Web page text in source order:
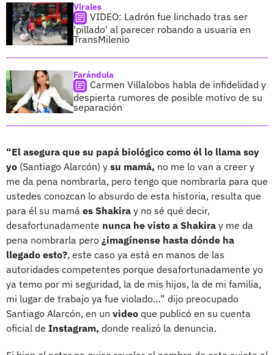
Virales
VIDEO: Ladrón fue linchado tras ser
'pillado' al parecer robando a usuaria en
TransMilenio
Farándula
Carmen Villalobos habla de infidelidad y
despierta rumores de posible motivo de su
separación
“El asegura que su papá biológico como él lo llama soy
yo (Santiago Alarcón) y su mamá, no me lo van a creer y
me da pena nombrarla, pero tengo que nombrarla para que
ustedes conozcan lo absurdo de esta historia, resulta que
para él su mamá es Shakira y no sé qué decir,
desafortunadamente nunca he visto a Shakira y me da
pena nombrarla pero ¿imagínense hasta dónde ha
llegado esto?, este caso ya está en manos de las
autoridades competentes porque desafortunadamente yo
ya temo por mi seguridad, la de mis hijos, la de mi familia,
mi lugar de trabajo ya fue violado…” dijo preocupado
Santiago Alarcón, en un video que publicó en su cuenta
oficial de Instagram, donde realizó la denuncia.